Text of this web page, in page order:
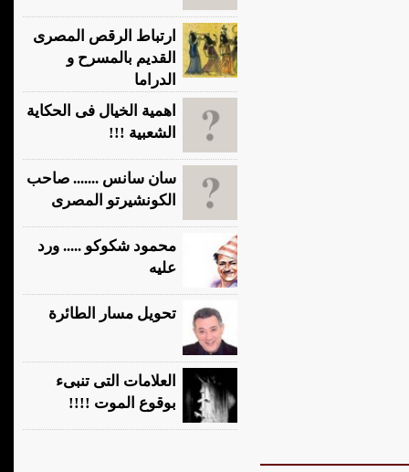
ارتباط الرقص المصرى
القديم بالمسرح و
الدراما
اهمية الخيال فى الحكاية
الشعبية !!!
سان سانس ....... صاحب
الكونشيرتو المصرى
محمود شكوكو ..... ورد
عليه
تحويل مسار الطائرة
العلامات التى تنبىء
بوقوع الموت !!!!